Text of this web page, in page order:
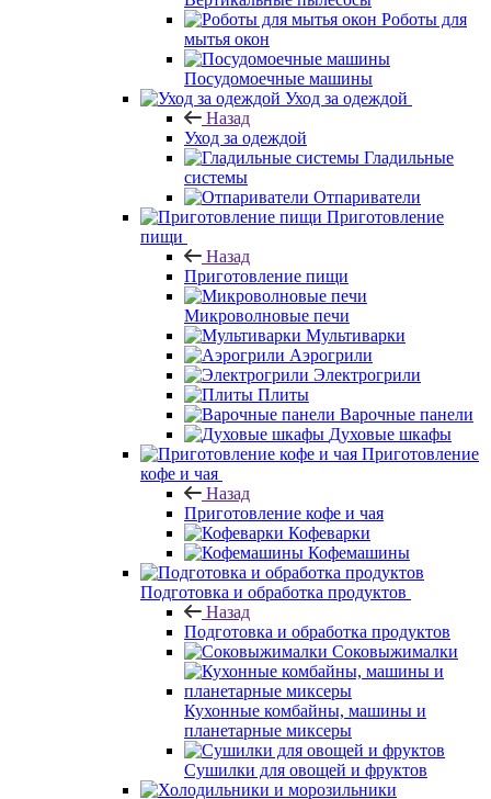
Роботы для
мытья окон
Посудомоечные машины
Уход за одеждой
Назад
Уход за одеждой
Гладильные
системы
Отпариватели
Приготовление
пищи
Назад
Приготовление пищи
Микроволновые печи
Мультиварки
Аэрогрили
Электрогрили
Плиты
Варочные панели
Духовые шкафы
Приготовление
кофе и чая
Назад
Приготовление кофе и чая
Кофеварки
Кофемашины
Подготовка и обработка продуктов
Назад
Подготовка и обработка продуктов
Соковыжималки
Кухонные комбайны, машины и
планетарные миксеры
Сушилки для овощей и фруктов